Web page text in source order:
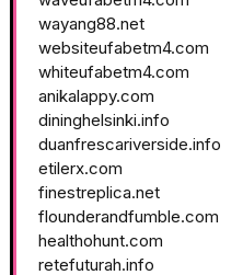
wayang88.net
websiteufabetm4.com
whiteufabetm4.com
anikalappy.com
dininghelsinki.info
duanfrescariverside.info
etilerx.com
finestreplica.net
flounderandfumble.com
healthohunt.com
retefuturah.info